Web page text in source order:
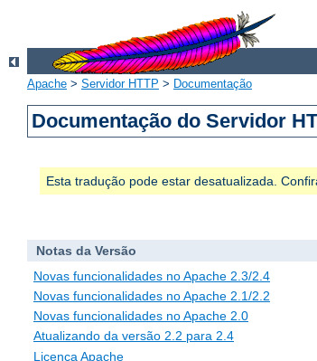
Apache > Servidor HTTP > Documentação
Documentação do Servidor
Esta tradução pode estar desatualizada.
Notas da Versão
Novas funcionalidades no Apache 2.3/2.4
Novas funcionalidades no Apache 2.1/2.2
Novas funcionalidades no Apache 2.0
Atualizando da versão 2.2 para 2.4
Licença Apache